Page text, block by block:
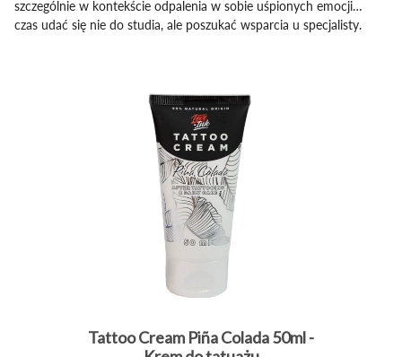
szczególnie w kontekście odpalenia w sobie uśpionych emocji…
czas udać się nie do studia, ale poszukać wsparcia u specjalisty.